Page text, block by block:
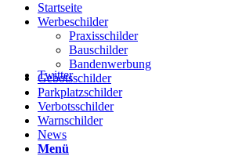
Twitter
Startseite
Werbeschilder
Praxisschilder
Bauschilder
Bandenwerbung
Gebotsschilder
Parkplatzschilder
Verbotsschilder
Warnschilder
News
Menü